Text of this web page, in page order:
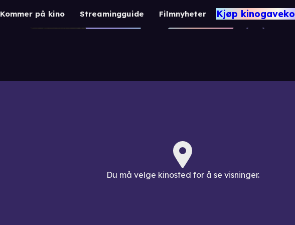
Kommer på kino Streamingguide Filmnyheter Kjøp
Drama / Komedie /
Du må velge kinosted for å se visninger.